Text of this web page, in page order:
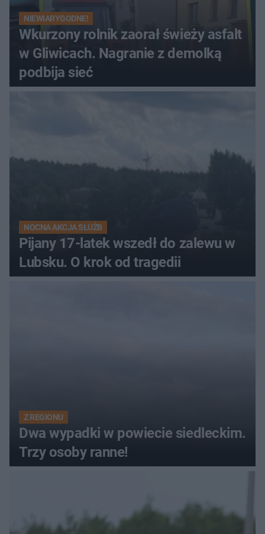
NIEWIARYGODNE!
Wkurzony rolnik zaorał świeży asfalt
w Gliwicach. Nagranie z demolką
podbija sieć
NOCNA AKCJA SŁUŻB
Pijany 17-latek wszedł do zalewu w
Lubsku. O krok od tragedii
Z REGIONU
Dwa wypadki w powiecie siedleckim.
Trzy osoby ranne!